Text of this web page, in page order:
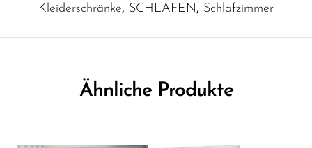
Kleiderschränke, SCHLAFEN, Schlafzimmer
Ähnliche Produkte